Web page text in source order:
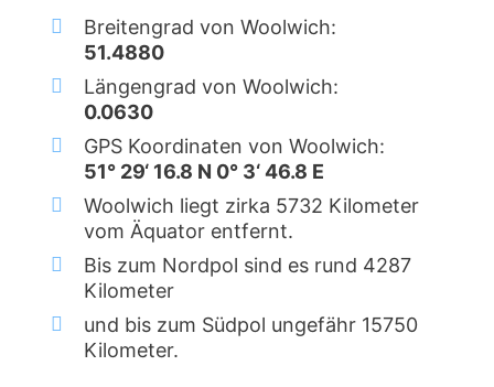
Breitengrad von Woolwich:
51.4880
Längengrad von Woolwich:
0.0630
GPS Koordinaten von Woolwich:
51° 29‘ 16.8 N 0° 3‘ 46.8 E
Woolwich liegt zirka 5732 Kilometer
vom Äquator entfernt.
Bis zum Nordpol sind es rund 4287
Kilometer
und bis zum Südpol ungefähr 15750
Kilometer.